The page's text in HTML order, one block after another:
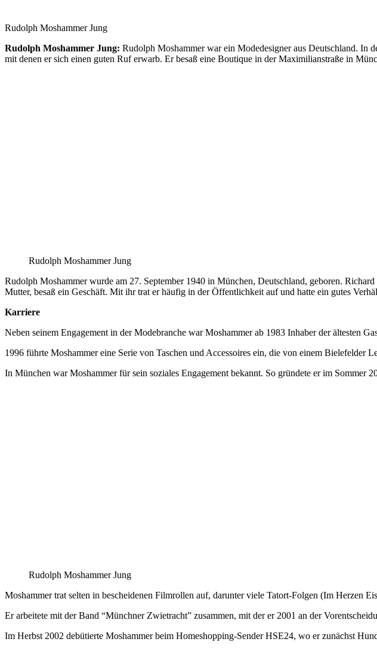
Rudolph Moshammer Jung
Rudolph Moshammer Jung: Rudolph Moshammer war ein Modedesigner aus Deutschland. In
mit denen er sich einen guten Ruf erwarb. Er besaß eine Boutique in der Maximilianstraße in
Rudolph Moshammer Jung
Rudolph Moshammer wurde am 27. September 1940 in München, Deutschland, geboren.
Mutter, besaß ein Geschäft. Mit ihr trat er häufig in der Öffentlichkeit auf und hatte ein gutes
Karriere
Neben seinem Engagement in der Modebranche war Moshammer ab 1983 Inhaber der ältesten
1996 führte Moshammer eine Serie von Taschen und Accessoires ein, die von einem Bielefelder
In München war Moshammer für sein soziales Engagement bekannt. So gründete er im Sommer
Rudolph Moshammer Jung
Moshammer trat selten in bescheidenen Filmrollen auf, darunter viele Tatort-Folgen (Im Herzen
Er arbeitete mit der Band “Münchner Zwietracht” zusammen, mit der er 2001 an der
Im Herbst 2002 debütierte Moshammer beim Homeshopping-Sender HSE24, wo er zunächst